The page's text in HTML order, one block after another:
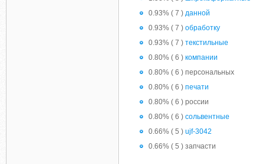
0.93% ( 7 ) данной
0.93% ( 7 ) обработку
0.93% ( 7 ) текстильные
0.80% ( 6 ) компании
0.80% ( 6 ) персональных
0.80% ( 6 ) печати
0.80% ( 6 ) россии
0.80% ( 6 ) сольвентные
0.66% ( 5 ) ujf-3042
0.66% ( 5 ) запчасти